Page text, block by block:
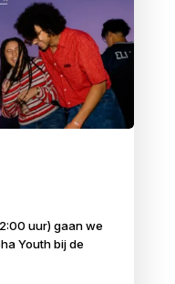
uur) gaan we
Youth bij de